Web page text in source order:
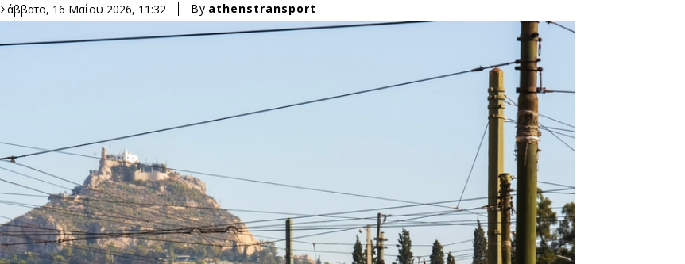
Σάββατο, 16 Μαΐου 2026, 11:32 By athenstransport